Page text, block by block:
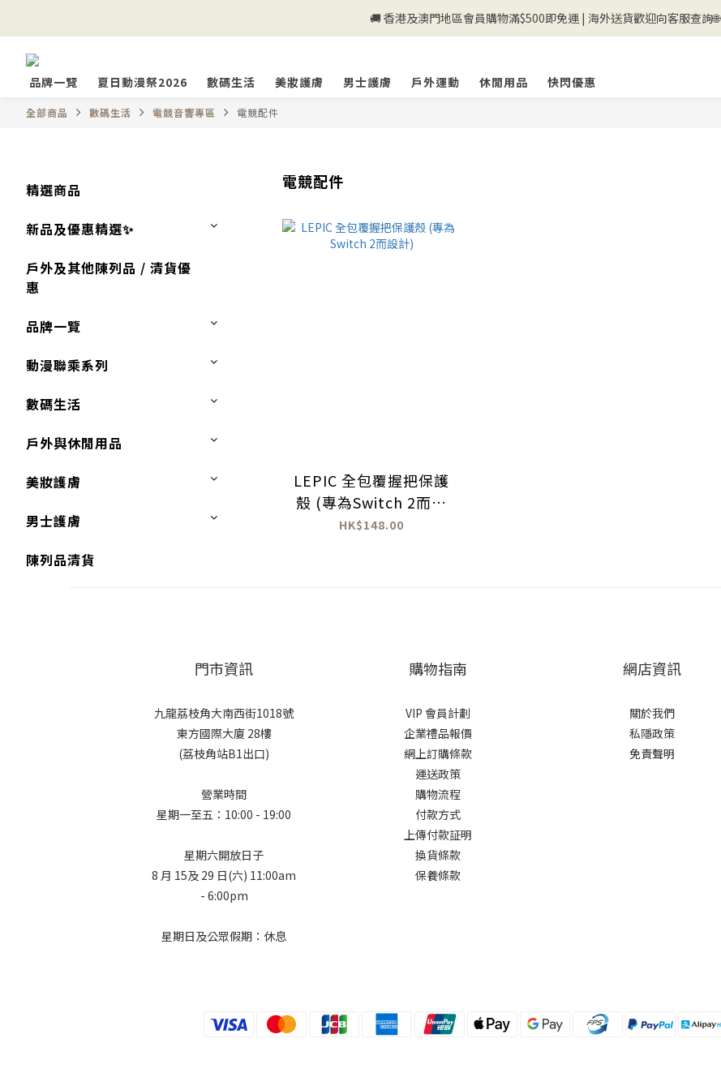
💰新登記會員即送50購物金💰
🚚 香港及澳門地區會員購物滿$500即免運 | 海外送貨歡迎向客服查詢🌐
品牌一覽
夏日動漫祭2026 數碼生活 美妝護膚 男士護膚 戶外運動 休閒用品 快閃優惠
全部商品 數碼生活 電競音響專區 電競配件
精選商品
新品及優惠精選✨
戶外及其他陳列品 / 清貨優
惠
品牌一覽
動漫聯乘系列
數碼生活
戶外與休閒用品
美妝護膚
男士護膚
陳列品清貨
電競配件
LEPIC 全包覆握把保護
殼 (專為Switch 2而設
計)
HK$148.00
門市資訊
九龍荔枝角大南西街1018號
東方國際大廈 28樓
(荔枝角站B1出口)
營業時間
星期一至五：10:00 - 19:00
星期六開放日子
8 月 15及 29 日(六) 11:00am
- 6:00pm
星期日及公眾假期：休息
購物指南
VIP 會員計劃
企業禮品報價
網上訂購條款
運送政策
購物流程
付款方式
上傳付款証明
換貨條款
保養條款
網店資訊
關於我們
私隱政策
免責聲明